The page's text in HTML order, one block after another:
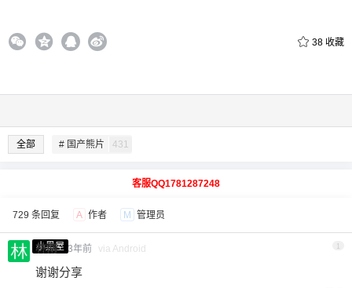
38 收藏
全部 # 国产熊片 431
客服QQ1781287248
729 条回复 A 作者 M 管理员
小黑屋
林南 3年前 via Android 1
谢谢分享